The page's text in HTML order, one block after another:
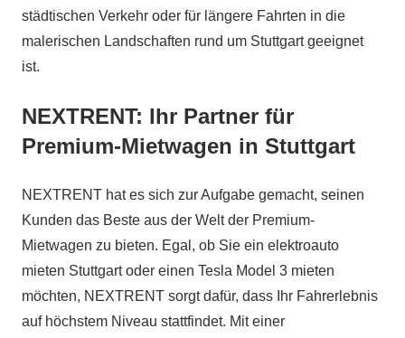
städtischen Verkehr oder für längere Fahrten in die
malerischen Landschaften rund um Stuttgart geeignet
ist.
NEXTRENT: Ihr Partner für
Premium-Mietwagen in Stuttgart
NEXTRENT hat es sich zur Aufgabe gemacht, seinen
Kunden das Beste aus der Welt der Premium-
Mietwagen zu bieten. Egal, ob Sie ein elektroauto
mieten Stuttgart oder einen Tesla Model 3 mieten
möchten, NEXTRENT sorgt dafür, dass Ihr Fahrerlebnis
auf höchstem Niveau stattfindet. Mit einer